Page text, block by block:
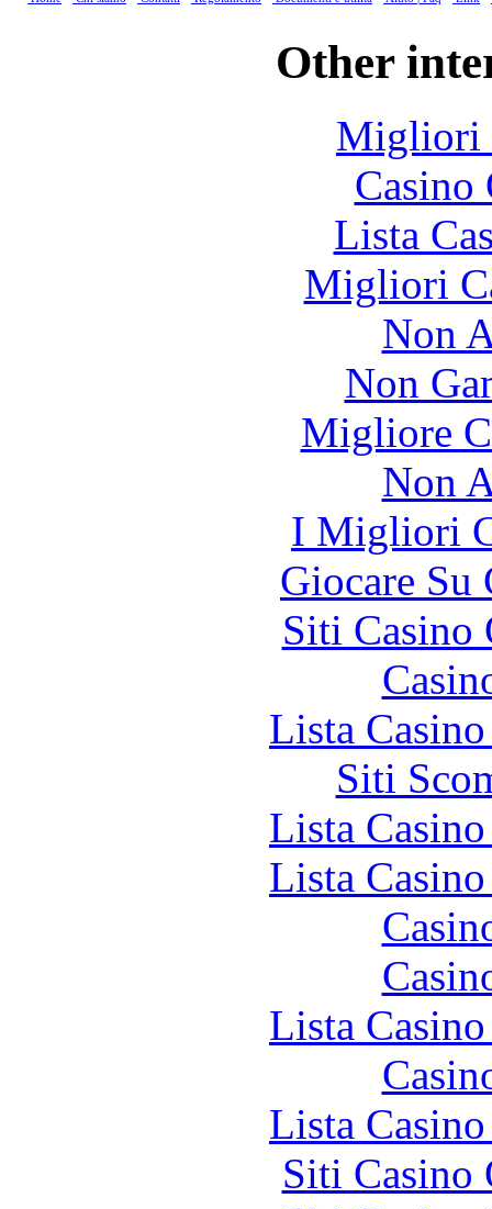
Other
Migliori
Lista
Migliori
Non
Non
Migliore
Non
I Migliori
Giocare Su
Siti Casino
Lista
Siti
Lista
Lista
Lista
Lista
Siti Casino